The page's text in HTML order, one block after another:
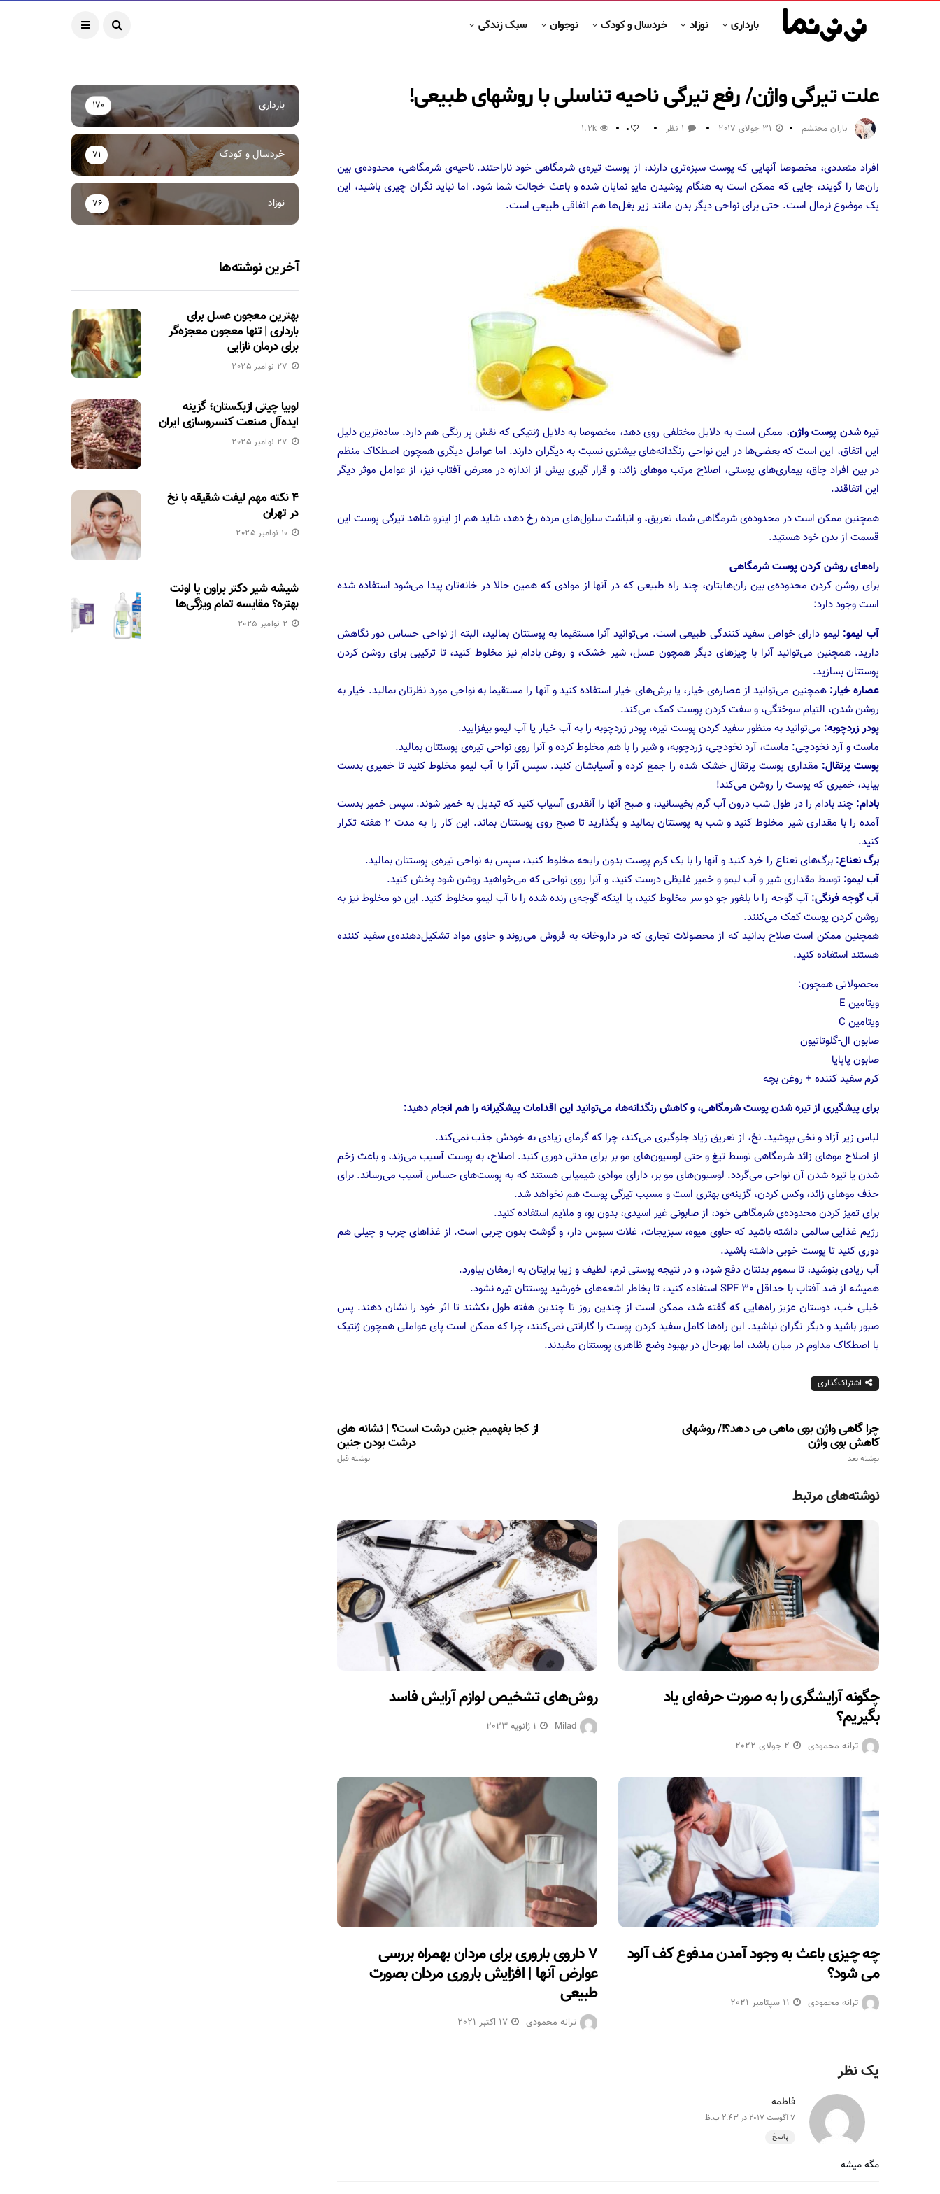
بارداری نوزاد خردسال و کودک نوجوان سبک زندگی
علت تیرگی واژن/ رفع تیرگی ناحیه تناسلی با روشهای طبیعی!
باران محتشم 31 جولای 2017 1 نظر 0
1.2k
افراد متعددی، مخصوصا آنهایی که پوست سبزه‌تری دارند، از پوست تیره‌ی شرمگاهی خود ناراحتند. ناحیه‌ی شرمگاهی، محدوده‌ی بین
ران‌ها را گویند، جایی که ممکن است به هنگام پوشیدن مایو نمایان شده و باعث خجالت شما شود. اما نباید نگران چیزی باشید، این
یک موضوع نرمال است. حتی برای نواحی دیگر بدن مانند زیر بغل‌ها هم اتفاقی طبیعی است.
تیره شدن پوست واژن، ممکن است به دلایل مختلفی روی دهد، مخصوصا به دلایل ژنتیکی که نقش پر رنگی هم دارد. ساده‌ترین دلیل
این اتفاق، این است که بعضی‌ها در این نواحی رنگدانه‌های بیشتری نسبت به دیگران دارند. اما عوامل دیگری همچون اصطکاک منظم
در بین افراد چاق، بیماری‌های پوستی، اصلاح مرتب موهای زائد، و قرار گیری بیش از اندازه در معرض آفتاب نیز، از عوامل موثر دیگر
این اتفاقند.
همچنین ممکن است در محدوده‌ی شرمگاهی شما، تعریق، و انباشت سلول‌های مرده رخ دهد، شاید هم از اینرو شاهد تیرگی پوست این
قسمت از بدن خود هستید.
راه‌های روشن کردن پوست شرمگاهی
برای روشن کردن محدوده‌ی بین ران‌هایتان، چند راه طبیعی که در آنها از موادی که همین حالا در خانه‌تان پیدا می‌شود استفاده شده
است وجود دارد:
آب لیمو: لیمو دارای خواص سفید کنندگی طبیعی است. می‌توانید آنرا مستقیما به پوستتان بمالید، البته از نواحی حساس دور نگاهش
دارید. همچنین می‌توانید آنرا با چیزهای دیگر همچون عسل، شیر خشک، و روغن بادام نیز مخلوط کنید، تا ترکیبی برای روشن کردن
پوستتان بسازید.
عصاره خیار: همچنین می‌توانید از عصاره‌ی خیار، یا برش‌های خیار استفاده کنید و آنها را مستقیما به نواحی مورد نظرتان بمالید. خیار به
روشن شدن، التیام سوختگی، و سفت کردن پوست کمک می‌کند.
پودر زردچوبه: می‌توانید به منظور سفید کردن پوست تیره، پودر زردچوبه را به آب خیار یا آب لیمو بیفزایید.
ماست و آرد نخودچی: ماست، آرد نخودچی، زردچوبه، و شیر را با هم مخلوط کرده و آنرا روی نواحی تیره‌ی پوستتان بمالید.
پوست پرتقال: مقداری پوست پرتقال خشک شده را جمع کرده و آسیابشان کنید. سپس آنرا با آب لیمو مخلوط کنید تا خمیری بدست
بیاید، خمیری که پوست را روشن می‌کند!
بادام:چند بادام را در طول شب درون آب گرم بخیسانید، و صبح آنها را آنقدری آسیاب کنید که تبدیل به خمیر شوند. سپس خمیر بدست
آمده را با مقداری شیر مخلوط کنید و شب به پوستتان بمالید و بگذارید تا صبح روی پوستتان بماند. این کار را به مدت ۲ هفته تکرار
کنید.
برگ نعناع: برگ‌های نعناع را خرد کنید و آنها را با یک کرم پوست بدون رایحه مخلوط کنید، سپس به نواحی تیره‌ی پوستتان بمالید.
آب لیمو: توسط مقداری شیر و آب لیمو و خمیر غلیظی درست کنید، و آنرا روی نواحی که می‌خواهید روشن شود پخش کنید.
آب گوجه فرنگی: آب گوجه را با بلغور جو دو سر مخلوط کنید، یا اینکه گوجه‌ی رنده شده را با آب لیمو مخلوط کنید. این دو مخلوط نیز به
روشن کردن پوست کمک می‌کنند.
همچنین ممکن است صلاح بدانید که از محصولات تجاری که در داروخانه به فروش می‌روند و حاوی مواد تشکیل‌دهنده‌ی سفید کننده
هستند استفاده کنید.
محصولاتی همچون:
ویتامین E
ویتامین C
صابون ال-گلوتاتیون
صابون پاپایا
کرم سفید کننده + روغن بچه
برای پیشگیری از تیره شدن پوست شرمگاهی، و کاهش رنگدانه‌ها، می‌توانید این اقدامات پیشگیرانه را هم انجام دهید:
لباس زیر آزاد و نخی بپوشید. نخ، از تعریق زیاد جلوگیری می‌کند، چرا که گرمای زیادی به خودش جذب نمی‌کند.
از اصلاح موهای زائد شرمگاهی توسط تیغ و حتی لوسیون‌های مو بر برای مدتی دوری کنید. اصلاح، به پوست آسیب می‌زند، و باعث زخم
شدن یا تیره شدن آن نواحی می‌گردد. لوسیون‌های مو بر، دارای موادی شیمیایی هستند که به پوست‌های حساس آسیب می‌رساند. برای
حذف موهای زائد، وکس کردن، گزینه‌ی بهتری است و مسبب تیرگی پوست هم نخواهد شد.
برای تمیز کردن محدوده‌ی شرمگاهی خود، از صابونی غیر اسیدی، بدون بو، و ملایم استفاده کنید.
رژیم غذایی سالمی داشته باشید که حاوی میوه، سبزیجات، غلات سبوس دار، و گوشت بدون چربی است. از غذاهای چرب و چیلی هم
دوری کنید تا پوست خوبی داشته باشید.
آب زیادی بنوشید، تا سموم بدنتان دفع شود، و در نتیجه پوستی نرم، لطیف و زیبا برایتان به ارمغان بیاورد.
همیشه از ضد آفتاب با حداقل SPF 30 استفاده کنید، تا بخاطر اشعه‌های خورشید پوستتان تیره نشود.
خیلی خب، دوستان عزیز راه‌هایی که گفته شد، ممکن است از چندین روز تا چندین هفته طول بکشند تا اثر خود را نشان دهند. پس
صبور باشید و دیگر نگران نباشید. این راه‌ها کامل سفید کردن پوست را گارانتی نمی‌کنند، چرا که ممکن است پای عواملی همچون ژنتیک
یا اصطکاک مداوم در میان باشد، اما بهرحال در بهبود وضع ظاهری پوستتان مفیدند.
اشتراک‌گذاری
از کجا بفهمیم جنین درشت است؟ | نشانه های
درشت بودن جنین
نوشته قبل
چرا گاهی واژن بوی ماهی می دهد؟!/ روشهای
کاهش بوی واژن
نوشته بعد
نوشته‌های مرتبط
روش‌های تشخیص لوازم آرایش فاسد
Milad 1 ژانویه 2023
چگونه آرایشگری را به صورت حرفه‌ای یاد
بگیریم؟
ترانه محمودی 2 جولای 2022
۷ داروی باروری برای مردان بهمراه بررسی
عوارض آنها | افزایش باروری مردان بصورت
طبیعی
ترانه محمودی 17 اکتبر 2021
چه چیزی باعث به وجود آمدن مدفوع کف آلود
می شود؟
ترانه محمودی 11 سپتامبر 2021
یک نظر
فاطمه
7 آگوست 2017 در 2:43 ب.ظ
پاسخ
مگه میشه
بارداری 170
خردسال و کودک 71
نوزاد 76
آخرین نوشته‌ها
بهترین معجون عسل برای
بارداری | تنها معجون معجزه‌گر
برای درمان نازایی
27 نوامبر 2025
لوبیا چیتی ازبکستان؛ گزینه
ایده‌آل صنعت کنسروسازی ایران
27 نوامبر 2025
۴ نکته مهم لیفت شقیقه با نخ
در تهران
10 نوامبر 2025
شیشه شیر دکتر براون یا اونت
بهتره؟ مقایسه تمام ویژگی‌ها
2 نوامبر 2025